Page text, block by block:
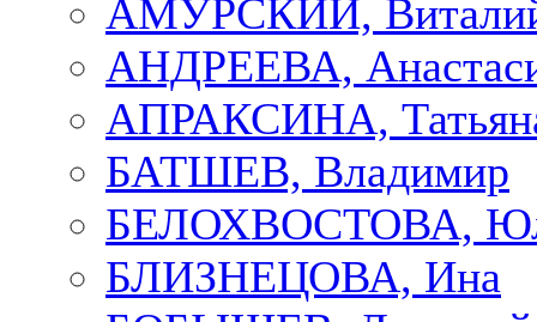
АМУРСКИЙ,
АНДРЕЕВА,
АПРАКСИНА,
БАТШЕВ, Владимир
БЕЛОХВОСТОВА,
БЛИЗНЕЦОВА, Ина